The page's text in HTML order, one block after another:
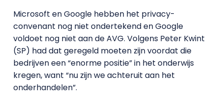
Microsoft en Google hebben het privacy-
convenant nog niet ondertekend en Google
voldoet nog niet aan de AVG. Volgens Peter Kwint
(SP) had dat geregeld moeten zijn voordat die
bedrijven een “enorme positie” in het onderwijs
kregen, want “nu zijn we achteruit aan het
onderhandelen”.